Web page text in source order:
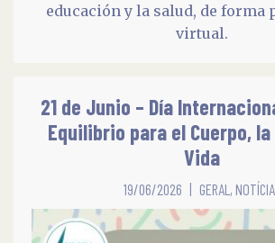
educación y la salud, de forma
virtual.
21 de Junio – Día
Equilibrio para el Cuerpo,
Vida
19/06/2026 GERAL ,